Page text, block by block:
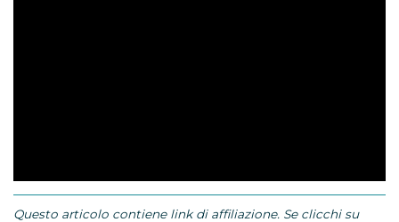
Questo articolo contiene link di affiliazione. Se clicchi su